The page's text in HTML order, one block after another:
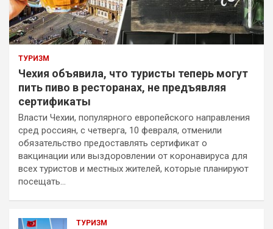
ТУРИЗМ
Чехия объявила, что туристы теперь могут
пить пиво в ресторанах, не предъявляя
сертификаты
Власти Чехии, популярного европейского направления
сред россиян, с четверга, 10 февраля, отменили
обязательство предоставлять сертификат о
вакцинации или выздоровлении от коронавируса для
всех туристов и местных жителей, которые планируют
посещать…
ТУРИЗМ